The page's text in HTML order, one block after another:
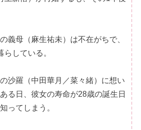
義母（麻生祐未）は不在がちで、
している。
沙羅（中田華月／菜々緒）に想い
る日、彼女の寿命が28歳の誕生日
ってしまう。